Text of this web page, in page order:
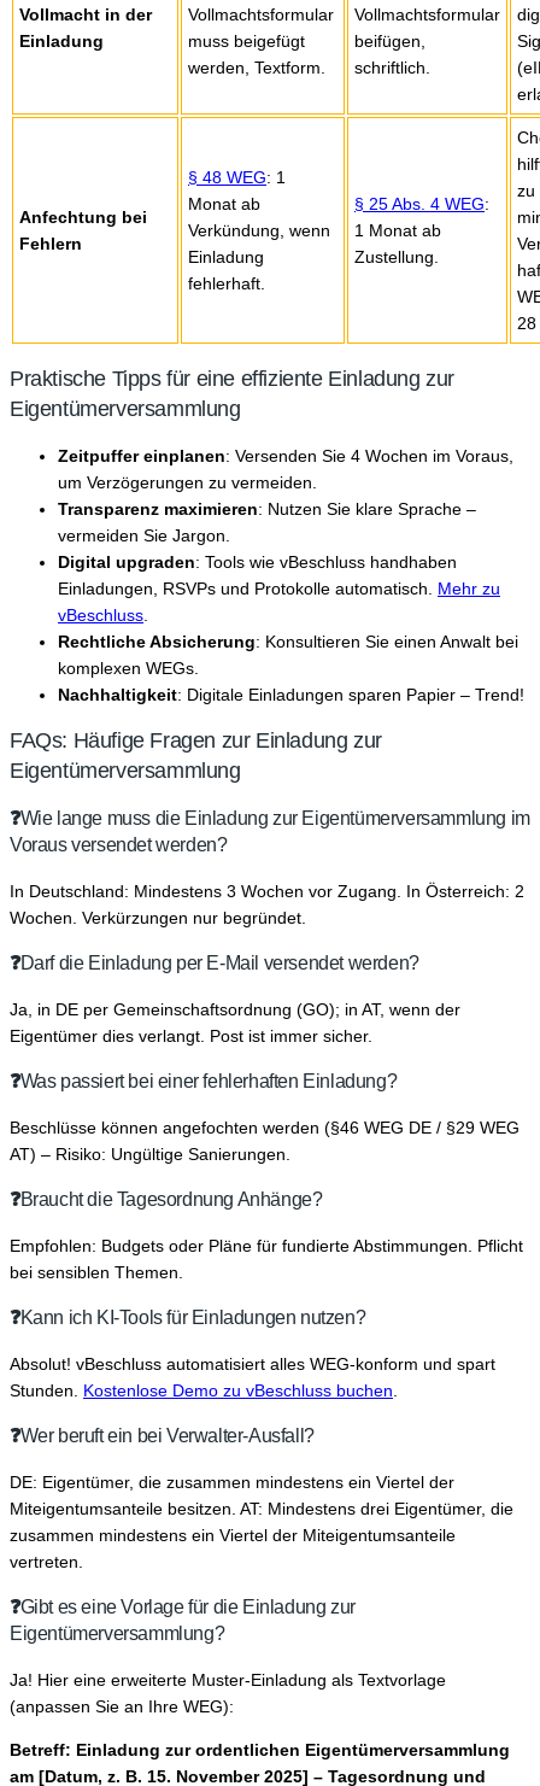
Vollmacht in der
Einladung
Vollmachtsformular
muss beigefügt
werden, Textform.
Vollmachtsformular
beifügen,
schriftlich.
Anfechtung bei
Fehlern
§ 48 WEG: 1
Monat ab
Verkündung, wenn
Einladung
fehlerhaft.
§ 25 Abs. 4 WEG:
1 Monat ab
Zustellung.
zu
28
Praktische Tipps für eine effiziente Einladung zur
Eigentümerversammlung
Zeitpuffer einplanen: Versenden Sie 4 Wochen im Voraus,
um Verzögerungen zu vermeiden.
Transparenz maximieren: Nutzen Sie klare Sprache –
vermeiden Sie Jargon.
Digital upgraden: Tools wie vBeschluss handhaben
Einladungen, RSVPs und Protokolle automatisch. Mehr zu
vBeschluss
Rechtliche Absicherung: Konsultieren Sie einen Anwalt bei
komplexen WEGs.
Nachhaltigkeit: Digitale Einladungen sparen Papier – Trend!
FAQs: Häufige Fragen zur Einladung zur
Eigentümerversammlung
❓Wie lange muss die Einladung zur Eigentümerversammlung im
Voraus versendet werden?
In Deutschland: Mindestens 3 Wochen vor Zugang. In Österreich: 2
Wochen. Verkürzungen nur begründet.
❓Darf die Einladung per E-Mail versendet werden?
Ja, in DE per Gemeinschaftsordnung (GO); in AT, wenn der
Eigentümer dies verlangt. Post ist immer sicher.
❓Was passiert bei einer fehlerhaften Einladung?
Beschlüsse können angefochten werden (§46 WEG DE / §29 WEG
AT) – Risiko: Ungültige Sanierungen.
❓Braucht die Tagesordnung Anhänge?
Empfohlen: Budgets oder Pläne für fundierte Abstimmungen. Pflicht
bei sensiblen Themen.
❓Kann ich KI-Tools für Einladungen nutzen?
Absolut! vBeschluss automatisiert alles WEG-konform und spart
Stunden. Kostenlose Demo zu vBeschluss buchen
❓Wer beruft ein bei Verwalter-Ausfall?
DE: Eigentümer, die zusammen mindestens ein Viertel der
Miteigentumsanteile besitzen. AT: Mindestens drei Eigentümer, die
zusammen mindestens ein Viertel der Miteigentumsanteile
vertreten.
❓Gibt es eine Vorlage für die Einladung zur
Eigentümerversammlung?
Ja! Hier eine erweiterte Muster-Einladung als Textvorlage
(anpassen Sie an Ihre WEG):
Betreff: Einladung zur ordentlichen Eigentümerversammlung
am [Datum, z. B. 15. November 2025] – Tagesordnung und